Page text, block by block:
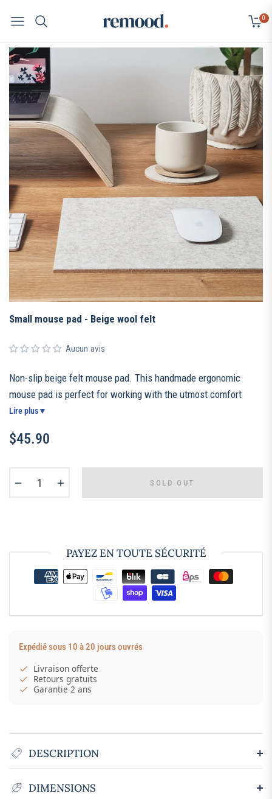
Navigation Cart
0
Small mouse pad - Beige wool felt
Aucun avis
Non-slip beige felt mouse pad. This handmade ergonomic
mouse pad is perfect for working with the utmost comfort
thanks to its soft texture. Mouse pad for gamer or for work, it
Lire plus▼
Regular
$45.90
SOLD OUT
PAYEZ EN TOUTE SÉCURITÉ
Expédié sous 10 à 20 jours ouvrés
Livraison offerte
Retours gratuits
Garantie 2 ans
DESCRIPTION
DIMENSIONS